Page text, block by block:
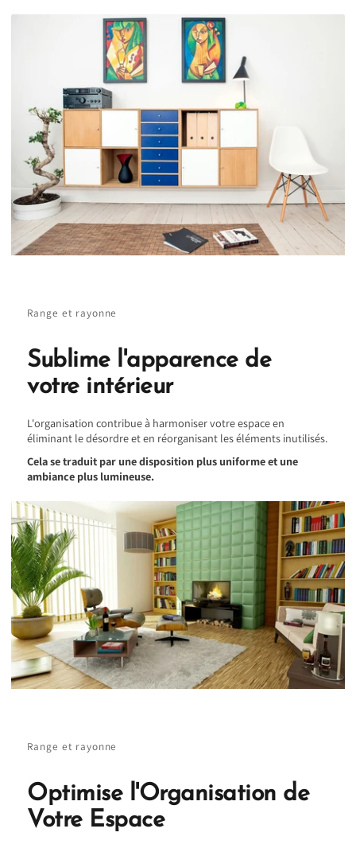
Range et rayonne
Sublime l'apparence de
votre intérieur
L'organisation contribue à harmoniser votre espace en
éliminant le désordre et en réorganisant les éléments inutilisés.
Cela se traduit par une disposition plus uniforme et une
ambiance plus lumineuse.
Range et rayonne
Optimise l'Organisation de
Votre Espace